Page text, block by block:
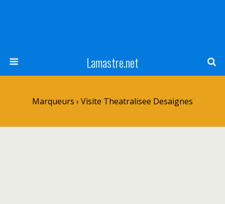
Lamastre.net
Marqueurs › Visite Theatralisee Desaignes